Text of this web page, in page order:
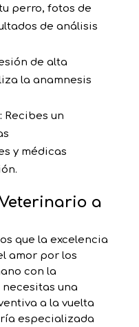
perro, fotos de
de análisis
de alta
la anamnesis
Recibes un
y médicas
a
que la excelencia
amor por los
con la
una
a la vuelta
especializada